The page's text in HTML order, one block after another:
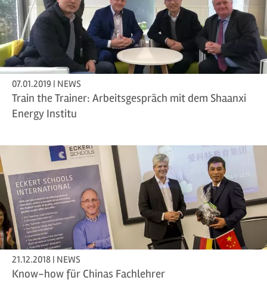
07.01.2019 | NEWS
Train the Trainer: Arbeitsgespräch mit dem Shaanxi
Energy Institu
21.12.2018 | NEWS
Know-how für Chinas Fachlehrer